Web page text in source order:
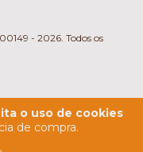
o uso de cookies
de compra.
- 2026. Todos os